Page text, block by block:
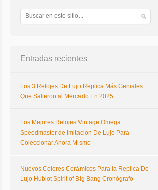
Entradas recientes
Los 3 Relojes De Lujo Replica Más Geniales
Que Salieron al Mercado En 2025
Los Mejores Relojes Vintage Omega
Speedmaster de Imitacion De Lujo Para
Coleccionar Ahora Mismo
Nuevos Colores Cerámicos Para la Replica De
Lujo Hublot Spirit of Big Bang Cronógrafo